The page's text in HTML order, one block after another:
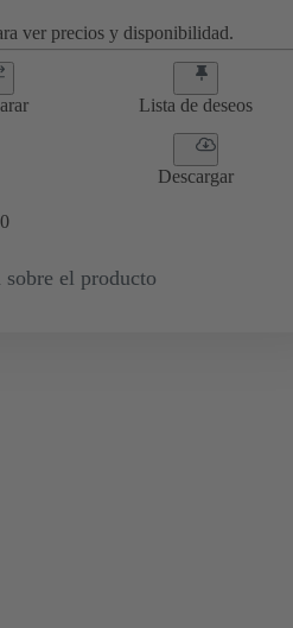
ver precios y disponibilidad.
Lista de deseos
Descargar
0
sobre el producto